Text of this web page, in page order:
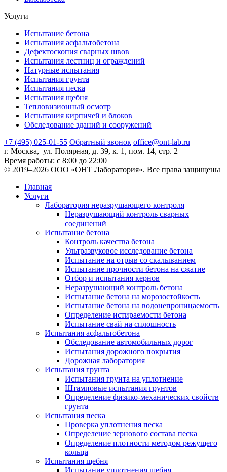
Услуги
Испытание бетона
Испытания асфальтобетона
Дефектоскопия сварных швов
Испытания лестниц и ограждений
Натурные испытания
Испытания грунта
Испытания песка
Испытания щебня
Тепловизионный осмотр
Испытания кирпичей и блоков
Обследование зданий и сооружений
+7 (495) 025-01-55 Обратный звонок office@ont-lab.ru
г. Москва, ул. Полярная, д. 39, к. 1, пом. 14, стр. 2
Время работы: с 8:00 до 22:00
© 2019–2026 ООО «ОНТ Лаборатория». Все права защищены
Главная
Услуги
Лаборатория неразрушающего контроля
Неразрушающий контроль сварных
соединений
Испытание бетона
Контроль качества бетона
Ультразвуковое исследование бетона
Испытание на отрыв со скалыванием
Испытание прочности бетона на сжатие
Отбор и испытания кернов
Неразрушающий контроль бетона
Испытание бетона на морозостойкость
Испытание бетона на водонепроницаемость
Определение истираемости бетона
Испытание свай на сплошность
Испытания асфальтобетона
Обследование автомобильных дорог
Испытания дорожного покрытия
Дорожная лаборатория
Испытания грунта
Испытания грунта на уплотнение
Штамповые испытания грунтов
Определение физико-механических свойств
грунта
Испытания песка
Проверка уплотнения песка
Определение зернового состава песка
Определение плотности методом режущего
кольца
Испытания щебня
Испытание уплотнения щебня